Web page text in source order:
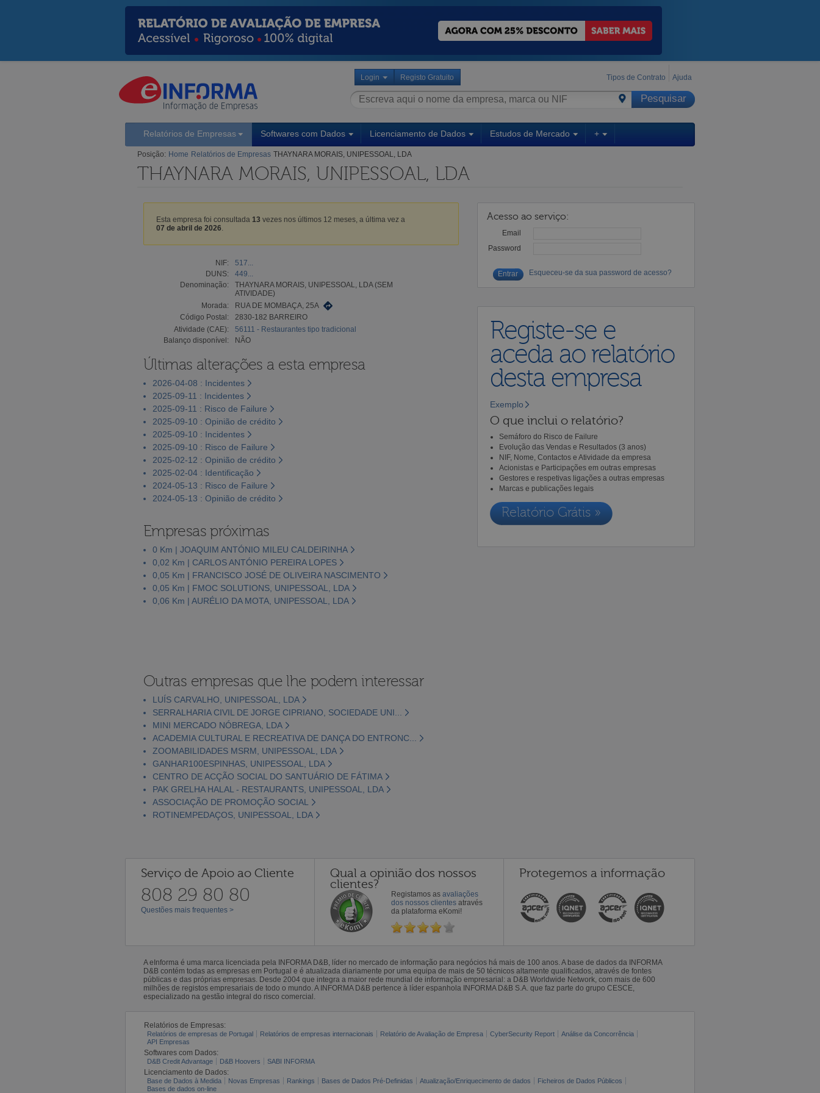
Login Registo Gratuito Tipos de Contrato Ajuda
Relatórios de Empresas Softwares com Dados Licenciamento de Dados Estudos de Mercado +
Posição: Home Relatórios de Empresas THAYNARA MORAIS, UNIPESSOAL, LDA
THAYNARA MORAIS, UNIPESSOAL, LDA
Esta empresa foi consultada 13 vezes nos últimos 12 meses, a última vez a
07 de abril de 2026
NIF:
517...
DUNS:
449...
Denominação:
THAYNARA MORAIS, UNIPESSOAL, LDA (SEM
ATIVIDADE)
Morada:
RUA DE MOMBAÇA, 25A
Código Postal:
2830-182 BARREIRO
Atividade (CAE):
56111 - Restaurantes tipo tradicional
Balanço disponível:
NÃO
Últimas alterações a esta empresa
2026-04-08 : Incidentes
2025-09-11 : Incidentes
2025-09-11 : Risco de Failure
2025-09-10 : Opinião de crédito
2025-09-10 : Incidentes
2025-09-10 : Risco de Failure
2025-02-12 : Opinião de crédito
2025-02-04 : Identificação
2024-05-13 : Risco de Failure
2024-05-13 : Opinião de crédito
Empresas próximas
0 Km | JOAQUIM ANTÓNIO MILEU CALDEIRINHA
0,02 Km | CARLOS ANTÓNIO PEREIRA LOPES
0,05 Km | FRANCISCO JOSÉ DE OLIVEIRA NASCIMENTO
0,05 Km | FMOC SOLUTIONS, UNIPESSOAL, LDA
0,06 Km | AURÉLIO DA MOTA, UNIPESSOAL, LDA
Acesso ao serviço:
Email
Password
Esqueceu-se da sua password de acesso?
Registe-se e
aceda ao relatório
desta empresa
Exemplo
O que inclui o relatório?
Semáforo do Risco de Failure
Evolução das Vendas e Resultados (3 anos)
NIF, Nome, Contactos e Atividade da empresa
Acionistas e Participações em outras empresas
Gestores e respetivas ligações a outras empresas
Marcas e publicações legais
Relatório Grátis »
Outras empresas que lhe podem interessar
LUÍS CARVALHO, UNIPESSOAL, LDA
SERRALHARIA CIVIL DE JORGE CIPRIANO, SOCIEDADE UNI...
MINI MERCADO NÓBREGA, LDA
ACADEMIA CULTURAL E RECREATIVA DE DANÇA DO ENTRONC...
ZOOMABILIDADES MSRM, UNIPESSOAL, LDA
GANHAR100ESPINHAS, UNIPESSOAL, LDA
CENTRO DE ACÇÃO SOCIAL DO SANTUÁRIO DE FÁTIMA
PAK GRELHA HALAL - RESTAURANTS, UNIPESSOAL, LDA
ASSOCIAÇÃO DE PROMOÇÃO SOCIAL
ROTINEMPEDAÇOS, UNIPESSOAL, LDA
Serviço de Apoio ao Cliente
808 29 80 80
Questões mais frequentes >
Qual a opinião dos nossos
clientes?
Registamos as avaliações
dos nossos clientes através
da plataforma eKomi!
Protegemos a informação
A eInforma é uma marca licenciada pela INFORMA D&B, líder no mercado de informação para negócios há mais de 100 anos. A base de dados da INFORMA
D&B contém todas as empresas em Portugal e é atualizada diariamente por uma equipa de mais de 50 técnicos altamente qualificados, através de fontes
públicas e das próprias empresas. Desde 2004 que integra a maior rede mundial de informação empresarial: a D&B Worldwide Network, com mais de 600
milhões de registos empresariais de todo o mundo. A INFORMA D&B pertence à líder espanhola INFORMA D&B S.A. que faz parte do grupo CESCE,
especializado na gestão integral do risco comercial.
Relatórios de Empresas:
Relatórios de empresas de Portugal Relatórios de empresas internacionais Relatório de Avaliação de Empresa CyberSecurity Report
Análise da Concorrência
API Empresas
Softwares com Dados:
D&B Credit Advantage D&B Hoovers SABI INFORMA
Licenciamento de Dados:
Base de Dados à Medida Novas Empresas Rankings Bases de Dados Pré-Definidas Atualização/Enriquecimento de dados
Ficheiros de Dados Públicos
Bases de dados on-line